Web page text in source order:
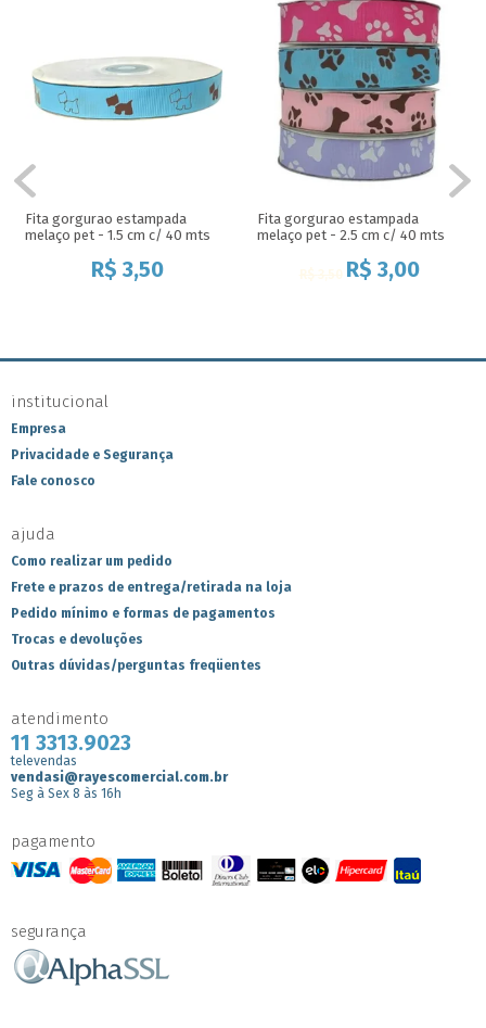
Fita gorgurao estampada
melaço pet - 1.5 cm c/ 40 mts
R$ 3,50
Fita gorgurao estampada
melaço pet - 2.5 cm c/ 40 mts
R$ 3,00
institucional
Empresa
Privacidade e Segurança
Fale conosco
ajuda
Como realizar um pedido
Frete e prazos de entrega/retirada na loja
Pedido mínimo e formas de pagamentos
Trocas e devoluções
Outras dúvidas/perguntas freqüentes
atendimento
11 3313.9023
televendas
vendasi@rayescomercial.com.br
Seg à Sex 8 às 16h
pagamento
segurança